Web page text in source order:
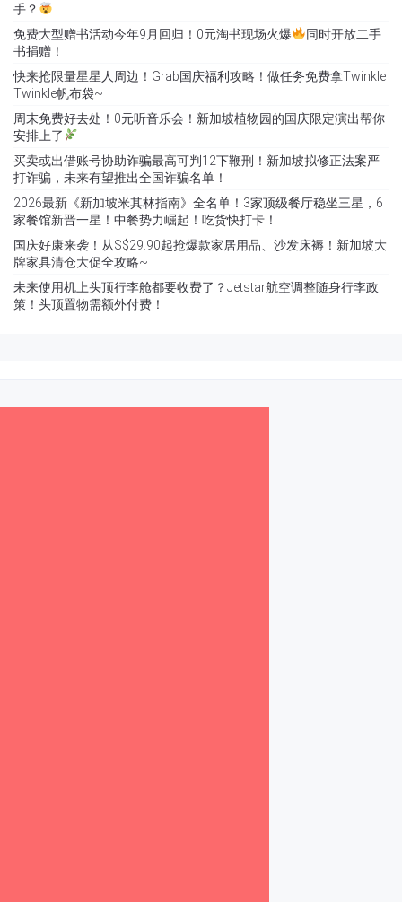
手？
免费大型赠书活动今年9月回归！0元淘书现场火爆
同时开放二手
书捐赠！
快来抢限量星星人周边！Grab国庆福利攻略！做任务免费拿Twinkle
Twinkle帆布袋~
周末免费好去处！0元听音乐会！新加坡植物园的国庆限定演出帮你
安排上了
买卖或出借账号协助诈骗最高可判12下鞭刑！新加坡拟修正法案严
打诈骗，未来有望推出全国诈骗名单！
2026最新《新加坡米其林指南》全名单！3家顶级餐厅稳坐三星，6
家餐馆新晋一星！中餐势力崛起！吃货快打卡！
国庆好康来袭！从S$29.90起抢爆款家居用品、沙发床褥！新加坡大
牌家具清仓大促全攻略~
未来使用机上头顶行李舱都要收费了？Jetstar航空调整随身行李政
策！头顶置物需额外付费！